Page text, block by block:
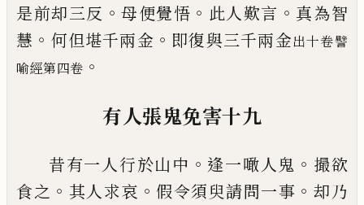
是前却三反 。母便覺悟 。 此人歎言 。 真為智
慧 。 何但堪千兩金 。 即復與三千兩金出十卷譬
喻經第四卷 。
有人張鬼免害十九
昔有一人行於山中 。 逢一噉人鬼 。 撮欲
食之 。 其人求哀 。 假令須臾請問一事 。却乃